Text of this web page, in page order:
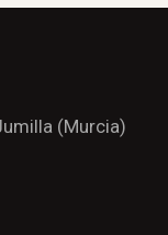
(Murcia)